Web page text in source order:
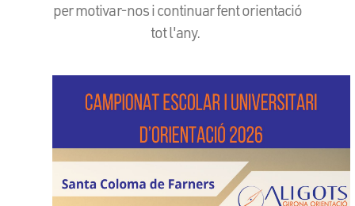
per motivar-nos i continuar fent orientació
tot l'any.